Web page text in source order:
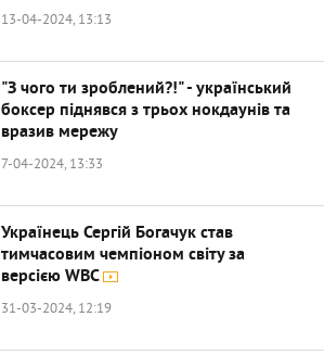
13-04-2024, 13:13
"З чого ти зроблений?!" - український
боксер піднявся з трьох нокдаунів та
вразив мережу
7-04-2024, 13:33
Українець Сергій Богачук став
тимчасовим чемпіоном світу за
версією WBC
31-03-2024, 12:19